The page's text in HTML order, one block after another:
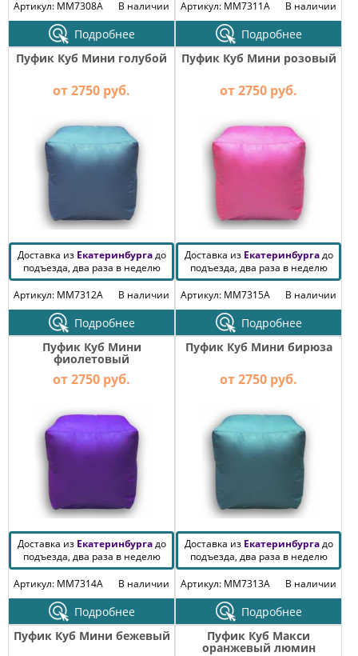
Артикул: MM7308A В наличии
Подробнее
Артикул: MM7311A В наличии
Подробнее
Пуфик Куб Мини голубой
от 2750 руб.
Доставка из Екатеринбургадо
подъезда, два раза в неделю
Артикул: MM7312A
В наличии
Подробнее
Пуфик Куб Мини розовый
от 2750 руб.
Доставка из Екатеринбургадо
подъезда, два раза в неделю
Артикул: MM7315A
В наличии
Подробнее
Пуфик Куб Мини
фиолетовый
от 2750 руб.
Доставка из Екатеринбургадо
подъезда, два раза в неделю
Артикул: MM7314A
В наличии
Подробнее
Пуфик Куб Мини бирюза
от 2750 руб.
Доставка из Екатеринбургадо
подъезда, два раза в неделю
Артикул: MM7313A
В наличии
Подробнее
Пуфик Куб Мини бежевый
Пуфик Куб Макси
оранжевый люмин